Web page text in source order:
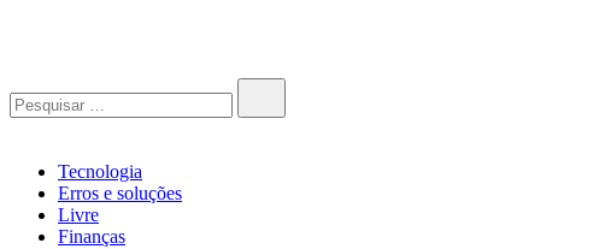
Tecnologia
Erros e soluções
Livre
Finanças